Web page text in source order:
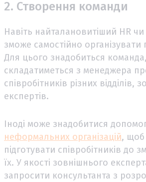
2. Створення команди
Навіть найталановитіший HR
зможе самостійно організувати
Для цього знадобиться
складатиметься з менеджера
співробітників різних відділів,
експертів.
Іноді може знадобитися
неформальних організацій, щоб
підготувати співробітників до
їх. У якості зовнішнього
запросити консультанта з